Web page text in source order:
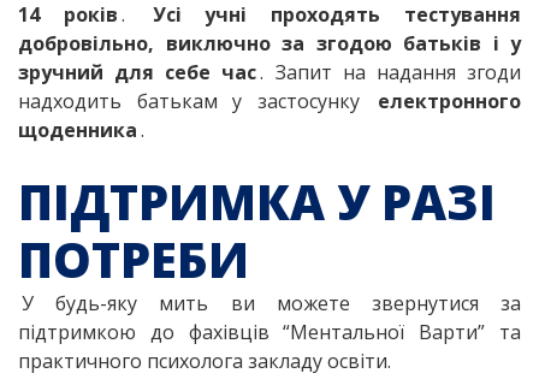
14 років.
Усі учні проходять тестування
добровільно, виключно за згодою батьків і у
зручний для себе час. Запит на надання згоди
надходить батькам у застосунку
електронного
щоденника.
ПІДТРИМКА У РАЗІ
ПОТРЕБИ
У будь-яку мить ви можете звернутися за
підтримкою до фахівців “Ментальної Варти” та
практичного психолога закладу освіти.